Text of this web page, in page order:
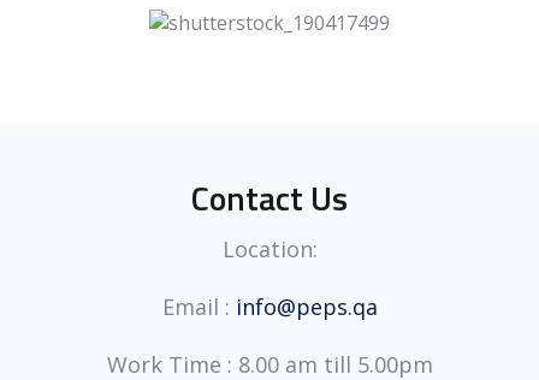
Contact Us
Location:
Email : info@peps.qa
Work Time : 8.00 am till 5.00pm